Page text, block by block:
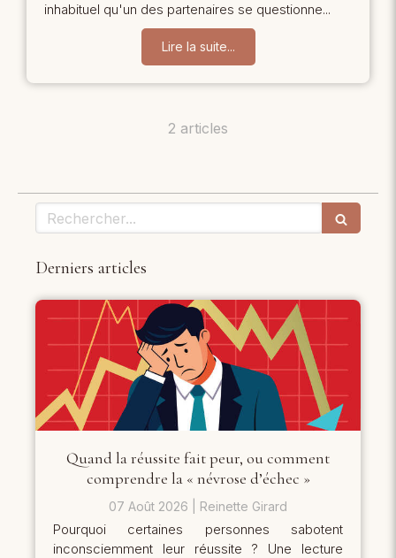
inhabituel qu'un des partenaires se questionne...
Lire la suite...
2 articles
Rechercher
Derniers articles
Quand la réussite fait peur, ou comment
comprendre la « névrose d’échec »
07 Août 2026 Reinette Girard
Pourquoi certaines personnes sabotent
inconsciemment leur réussite ? Une lecture